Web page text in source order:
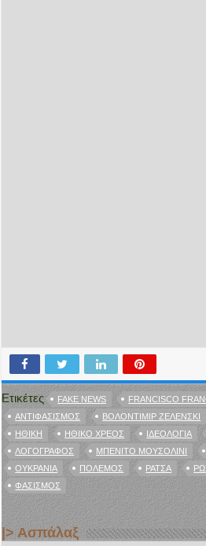
Ετικέτες FAKE NEWS
FRANCISCO
ΑΝΤΙΦΑΣΙΣΜΌΣ
ΒΟΛΟΝΤΙΜΊΡ ΖΕΛΈΝΣΚΙ
ΗΘΙΚΉ
ΗΘΙΚΌ ΧΡΈΟΣ ΙΔΕΟΛΟΓΊΑ
ΛΟΓΟΓΡΆΦΟΣ
ΜΠΕΝΊΤΟ ΜΟΥΣΟΛΊΝΙ
ΟΥΚΡΑΝΊΑ
ΠΌΛΕΜΟΣ ΡΆΤΣΑ
ΦΑΣΙΣΜΌΣ
|> Ασπάλαξ